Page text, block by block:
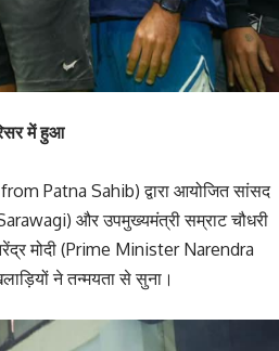
में हुआ
Patna Sahib) द्वारा आयोजित सांसद
और उपमुख्यमंत्री सम्राट चौधरी
मोदी (Prime Minister Narendra
ने तन्मयता से सुना।